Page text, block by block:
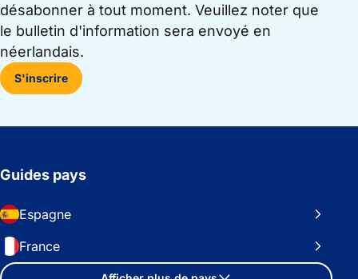
désabonner à tout moment. Veuillez noter que
le bulletin d'information sera envoyé en
néerlandais.
S'inscrire
Guides pays
Espagne
France